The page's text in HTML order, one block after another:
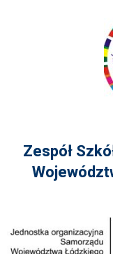
Zespół